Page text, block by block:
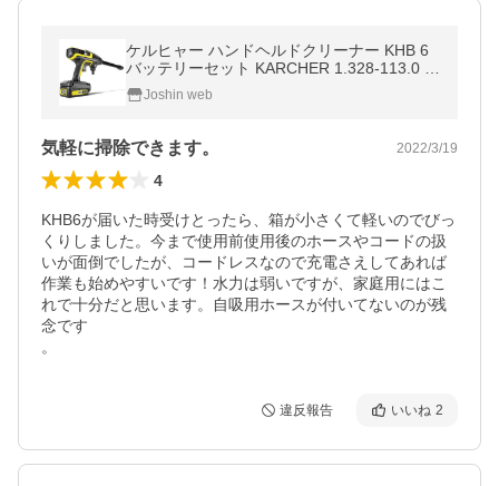
ケルヒャー ハンドヘルドクリーナー KHB 6
バッテリーセット KARCHER 1.328-113.0 モ
バイル高圧洗浄機 KHB6 返品種別A
Joshin web
気軽に掃除できます。 2022/3/19
4
KHB6が届いた時受けとったら、箱が小さくて軽いのでびっ
くりしました。今まで使用前使用後のホースやコードの扱
いが面倒でしたが、コードレスなので充電さえしてあれば
作業も始めやすいです！水力は弱いですが、家庭用にはこ
れで十分だと思います。自吸用ホースが付いてないのが残
念です
。
違反報告 いいね 2